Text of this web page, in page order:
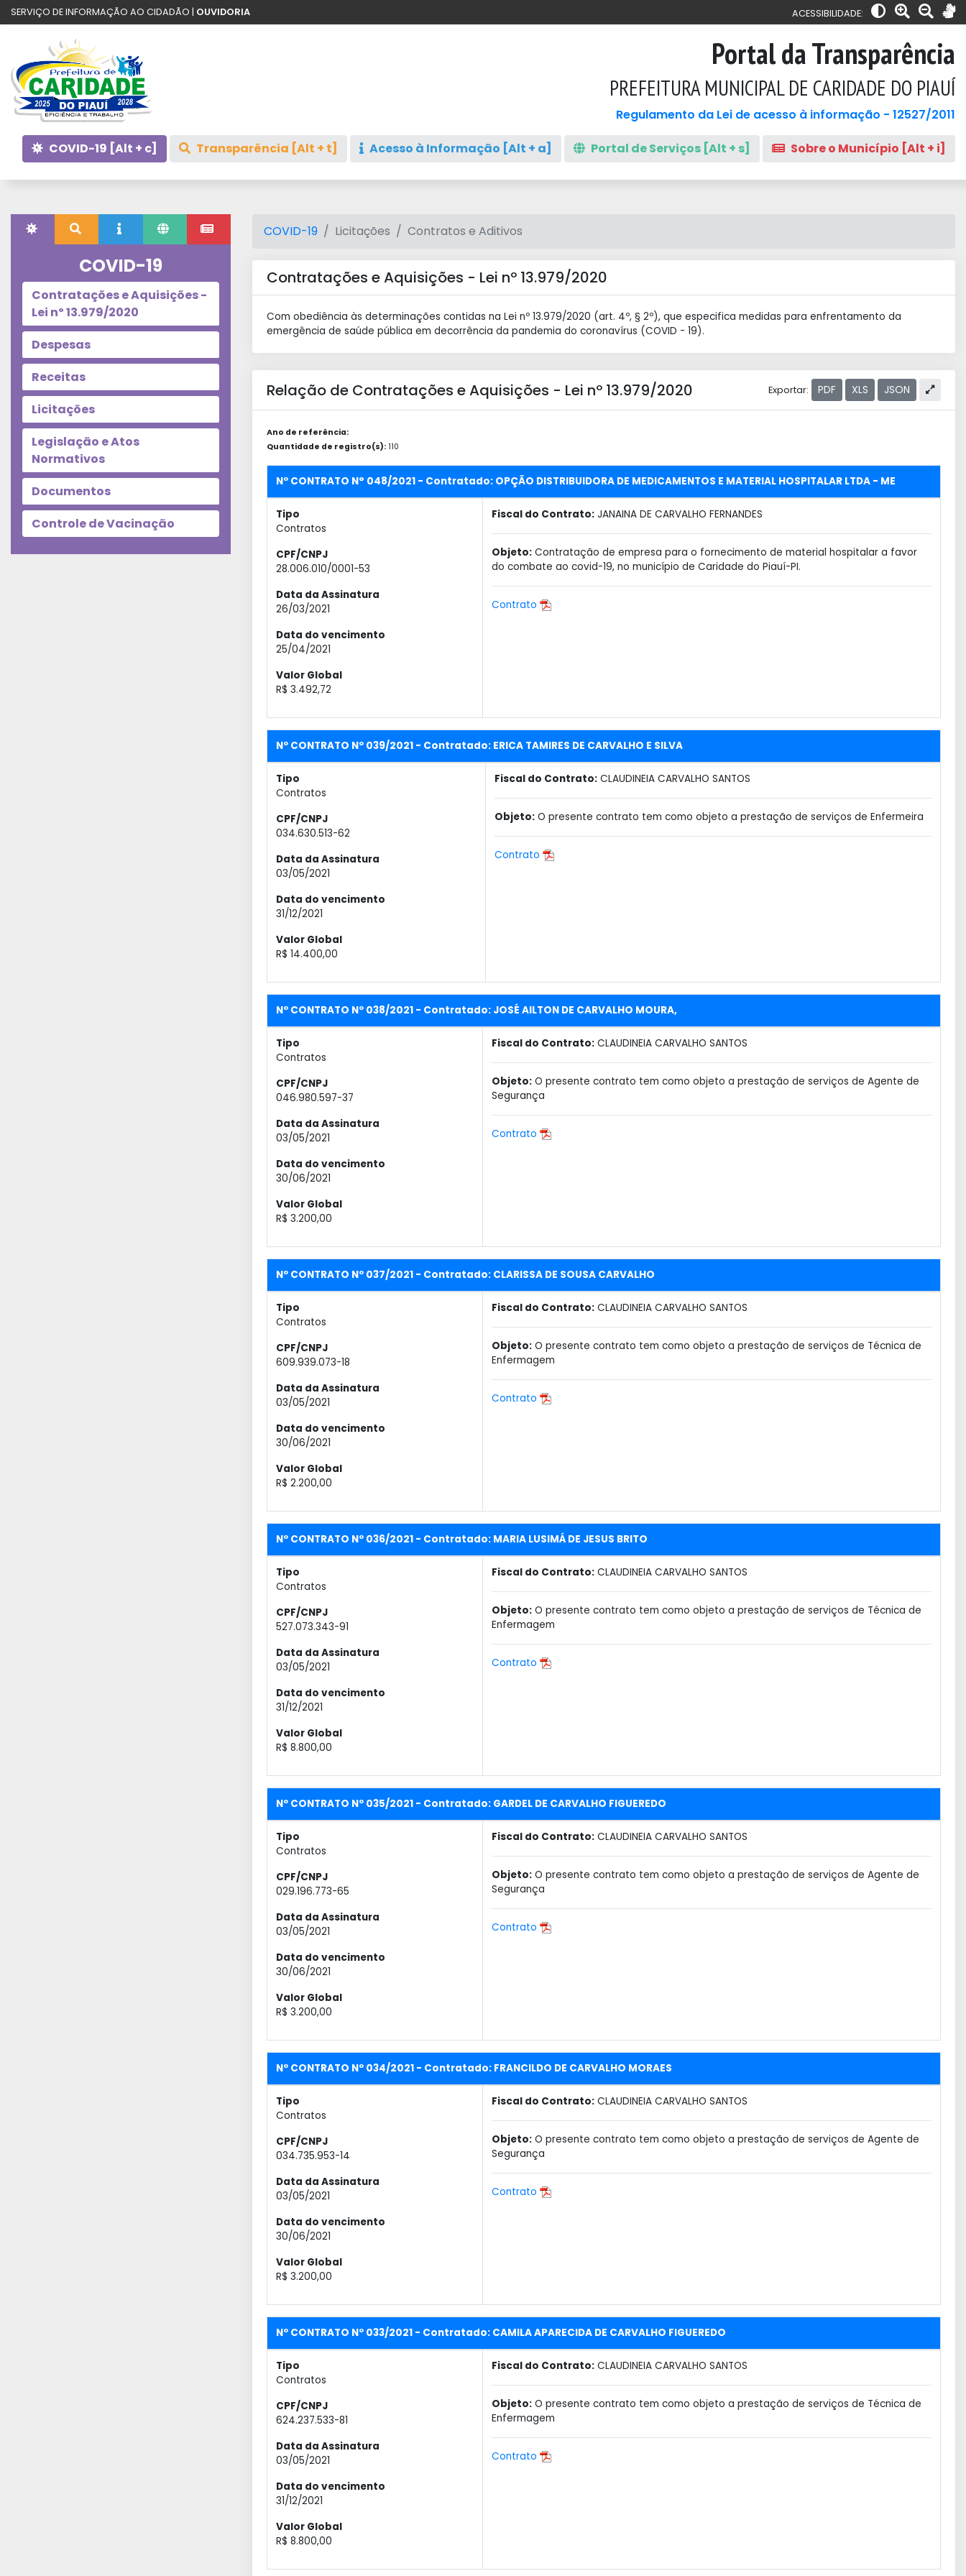
SERVIÇO DE INFORMAÇÃO AO CIDADÃO | OUVIDORIA ACESSIBILIDADE:
Portal da Transparência
PREFEITURA MUNICIPAL DE CARIDADE DO PIAUÍ
Regulamento da Lei de acesso à informação - 12527/2011
COVID-19 [Alt + c] Transparência [Alt + t] Acesso à Informação [Alt + a] Portal de Serviços [Alt + s] Sobre o Município [Alt + i]
COVID-19
Contratações e Aquisições -
Lei nº 13.979/2020
Despesas
Receitas
Licitações
Legislação e Atos
Normativos
Documentos
Controle de Vacinação
COVID-19 Licitações Contratos e Aditivos
Contratações e Aquisições - Lei nº 13.979/2020
Com obediência às determinações contidas na Lei nº 13.979/2020 (art. 4º, § 2º), que especifica medidas para enfrentamento da
emergência de saúde pública em decorrência da pandemia do coronavírus (COVID - 19).
Relação de Contratações e Aquisições - Lei nº 13.979/2020 Exportar: PDF XLS JSON
Ano de referência:
Quantidade de registro(s): 110
Nº CONTRATO N° 048/2021 - Contratado: OPÇÃO DISTRIBUIDORA DE MEDICAMENTOS E MATERIAL HOSPITALAR LTDA - ME
Tipo
Contratos
CPF/CNPJ
28.006.010/0001-53
Data da Assinatura
26/03/2021
Data do vencimento
25/04/2021
Valor Global
R$ 3.492,72
Fiscal do Contrato: JANAINA DE CARVALHO FERNANDES
Objeto: Contratação de empresa para o fornecimento de material hospitalar a favor
do combate ao covid-19, no município de Caridade do Piauí-PI.
Contrato
Nº CONTRATO Nº 039/2021 - Contratado: ERICA TAMIRES DE CARVALHO E SILVA
Tipo
Contratos
CPF/CNPJ
034.630.513-62
Data da Assinatura
03/05/2021
Data do vencimento
31/12/2021
Valor Global
R$ 14.400,00
Fiscal do Contrato: CLAUDINEIA CARVALHO SANTOS
Objeto: O presente contrato tem como objeto a prestação de serviços de Enfermeira
Contrato
Nº CONTRATO Nº 038/2021 - Contratado: JOSÉ AILTON DE CARVALHO MOURA,
Tipo
Contratos
CPF/CNPJ
046.980.597-37
Data da Assinatura
03/05/2021
Data do vencimento
30/06/2021
Valor Global
R$ 3.200,00
Fiscal do Contrato: CLAUDINEIA CARVALHO SANTOS
Objeto: O presente contrato tem como objeto a prestação de serviços de Agente de
Segurança
Contrato
Nº CONTRATO Nº 037/2021 - Contratado: CLARISSA DE SOUSA CARVALHO
Tipo
Contratos
CPF/CNPJ
609.939.073-18
Data da Assinatura
03/05/2021
Data do vencimento
30/06/2021
Valor Global
R$ 2.200,00
Fiscal do Contrato: CLAUDINEIA CARVALHO SANTOS
Objeto: O presente contrato tem como objeto a prestação de serviços de Técnica de
Enfermagem
Contrato
Nº CONTRATO Nº 036/2021 - Contratado: MARIA LUSIMÁ DE JESUS BRITO
Tipo
Contratos
CPF/CNPJ
527.073.343-91
Data da Assinatura
03/05/2021
Data do vencimento
31/12/2021
Valor Global
R$ 8.800,00
Fiscal do Contrato: CLAUDINEIA CARVALHO SANTOS
Objeto: O presente contrato tem como objeto a prestação de serviços de Técnica de
Enfermagem
Contrato
Nº CONTRATO Nº 035/2021 - Contratado: GARDEL DE CARVALHO FIGUEREDO
Tipo
Contratos
CPF/CNPJ
029.196.773-65
Data da Assinatura
03/05/2021
Data do vencimento
30/06/2021
Valor Global
R$ 3.200,00
Fiscal do Contrato: CLAUDINEIA CARVALHO SANTOS
Objeto: O presente contrato tem como objeto a prestação de serviços de Agente de
Segurança
Contrato
Nº CONTRATO Nº 034/2021 - Contratado: FRANCILDO DE CARVALHO MORAES
Tipo
Contratos
CPF/CNPJ
034.735.953-14
Data da Assinatura
03/05/2021
Data do vencimento
30/06/2021
Valor Global
R$ 3.200,00
Fiscal do Contrato: CLAUDINEIA CARVALHO SANTOS
Objeto: O presente contrato tem como objeto a prestação de serviços de Agente de
Segurança
Contrato
Nº CONTRATO Nº 033/2021 - Contratado: CAMILA APARECIDA DE CARVALHO FIGUEREDO
Tipo
Contratos
CPF/CNPJ
624.237.533-81
Data da Assinatura
03/05/2021
Data do vencimento
31/12/2021
Valor Global
R$ 8.800,00
Fiscal do Contrato: CLAUDINEIA CARVALHO SANTOS
Objeto: O presente contrato tem como objeto a prestação de serviços de Técnica de
Enfermagem
Contrato